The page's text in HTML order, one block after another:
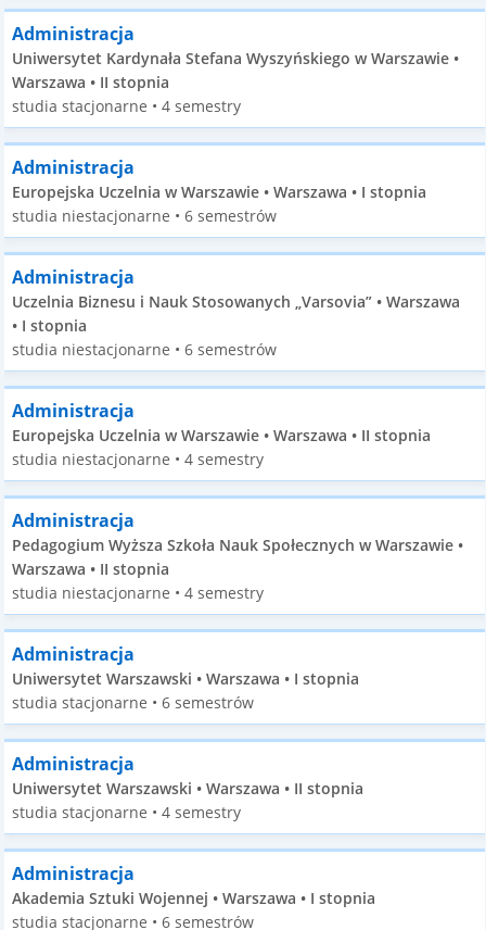
Administracja
Uniwersytet Kardynała Stefana Wyszyńskiego w Warszawie •
Warszawa • II stopnia
studia stacjonarne • 4 semestry
Administracja
Europejska Uczelnia w Warszawie • Warszawa • I stopnia
studia niestacjonarne • 6 semestrów
Administracja
Uczelnia Biznesu i Nauk Stosowanych „Varsovia” • Warszawa
• I stopnia
studia niestacjonarne • 6 semestrów
Administracja
Europejska Uczelnia w Warszawie • Warszawa • II stopnia
studia niestacjonarne • 4 semestry
Administracja
Pedagogium Wyższa Szkoła Nauk Społecznych w Warszawie •
Warszawa • II stopnia
studia niestacjonarne • 4 semestry
Administracja
Uniwersytet Warszawski • Warszawa • I stopnia
studia stacjonarne • 6 semestrów
Administracja
Uniwersytet Warszawski • Warszawa • II stopnia
studia stacjonarne • 4 semestry
Administracja
Akademia Sztuki Wojennej • Warszawa • I stopnia
studia stacjonarne • 6 semestrów